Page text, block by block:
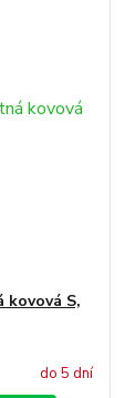
S,
do 5 dní